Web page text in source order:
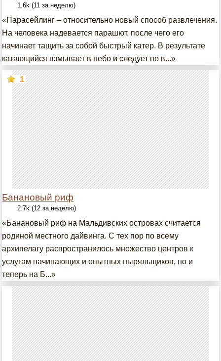
1.6k (11 за неделю)
«Парасейлинг – относительно новый способ развлечения.
На человека надевается парашют, после чего его
начинает тащить за собой быстрый катер. В результате
катающийся взмывает в небо и следует по в...»
Банановый риф
1
2.7k (12 за неделю)
«Банановый риф на Мальдивских островах считается
родиной местного дайвинга. С тех пор по всему
архипелагу распространилось множество центров к
услугам начинающих и опытных ныряльщиков, но и
теперь на Б...»